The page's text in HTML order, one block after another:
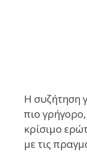
Η συζήτηση
πιο γρήγορο,
κρίσιμο
με τις